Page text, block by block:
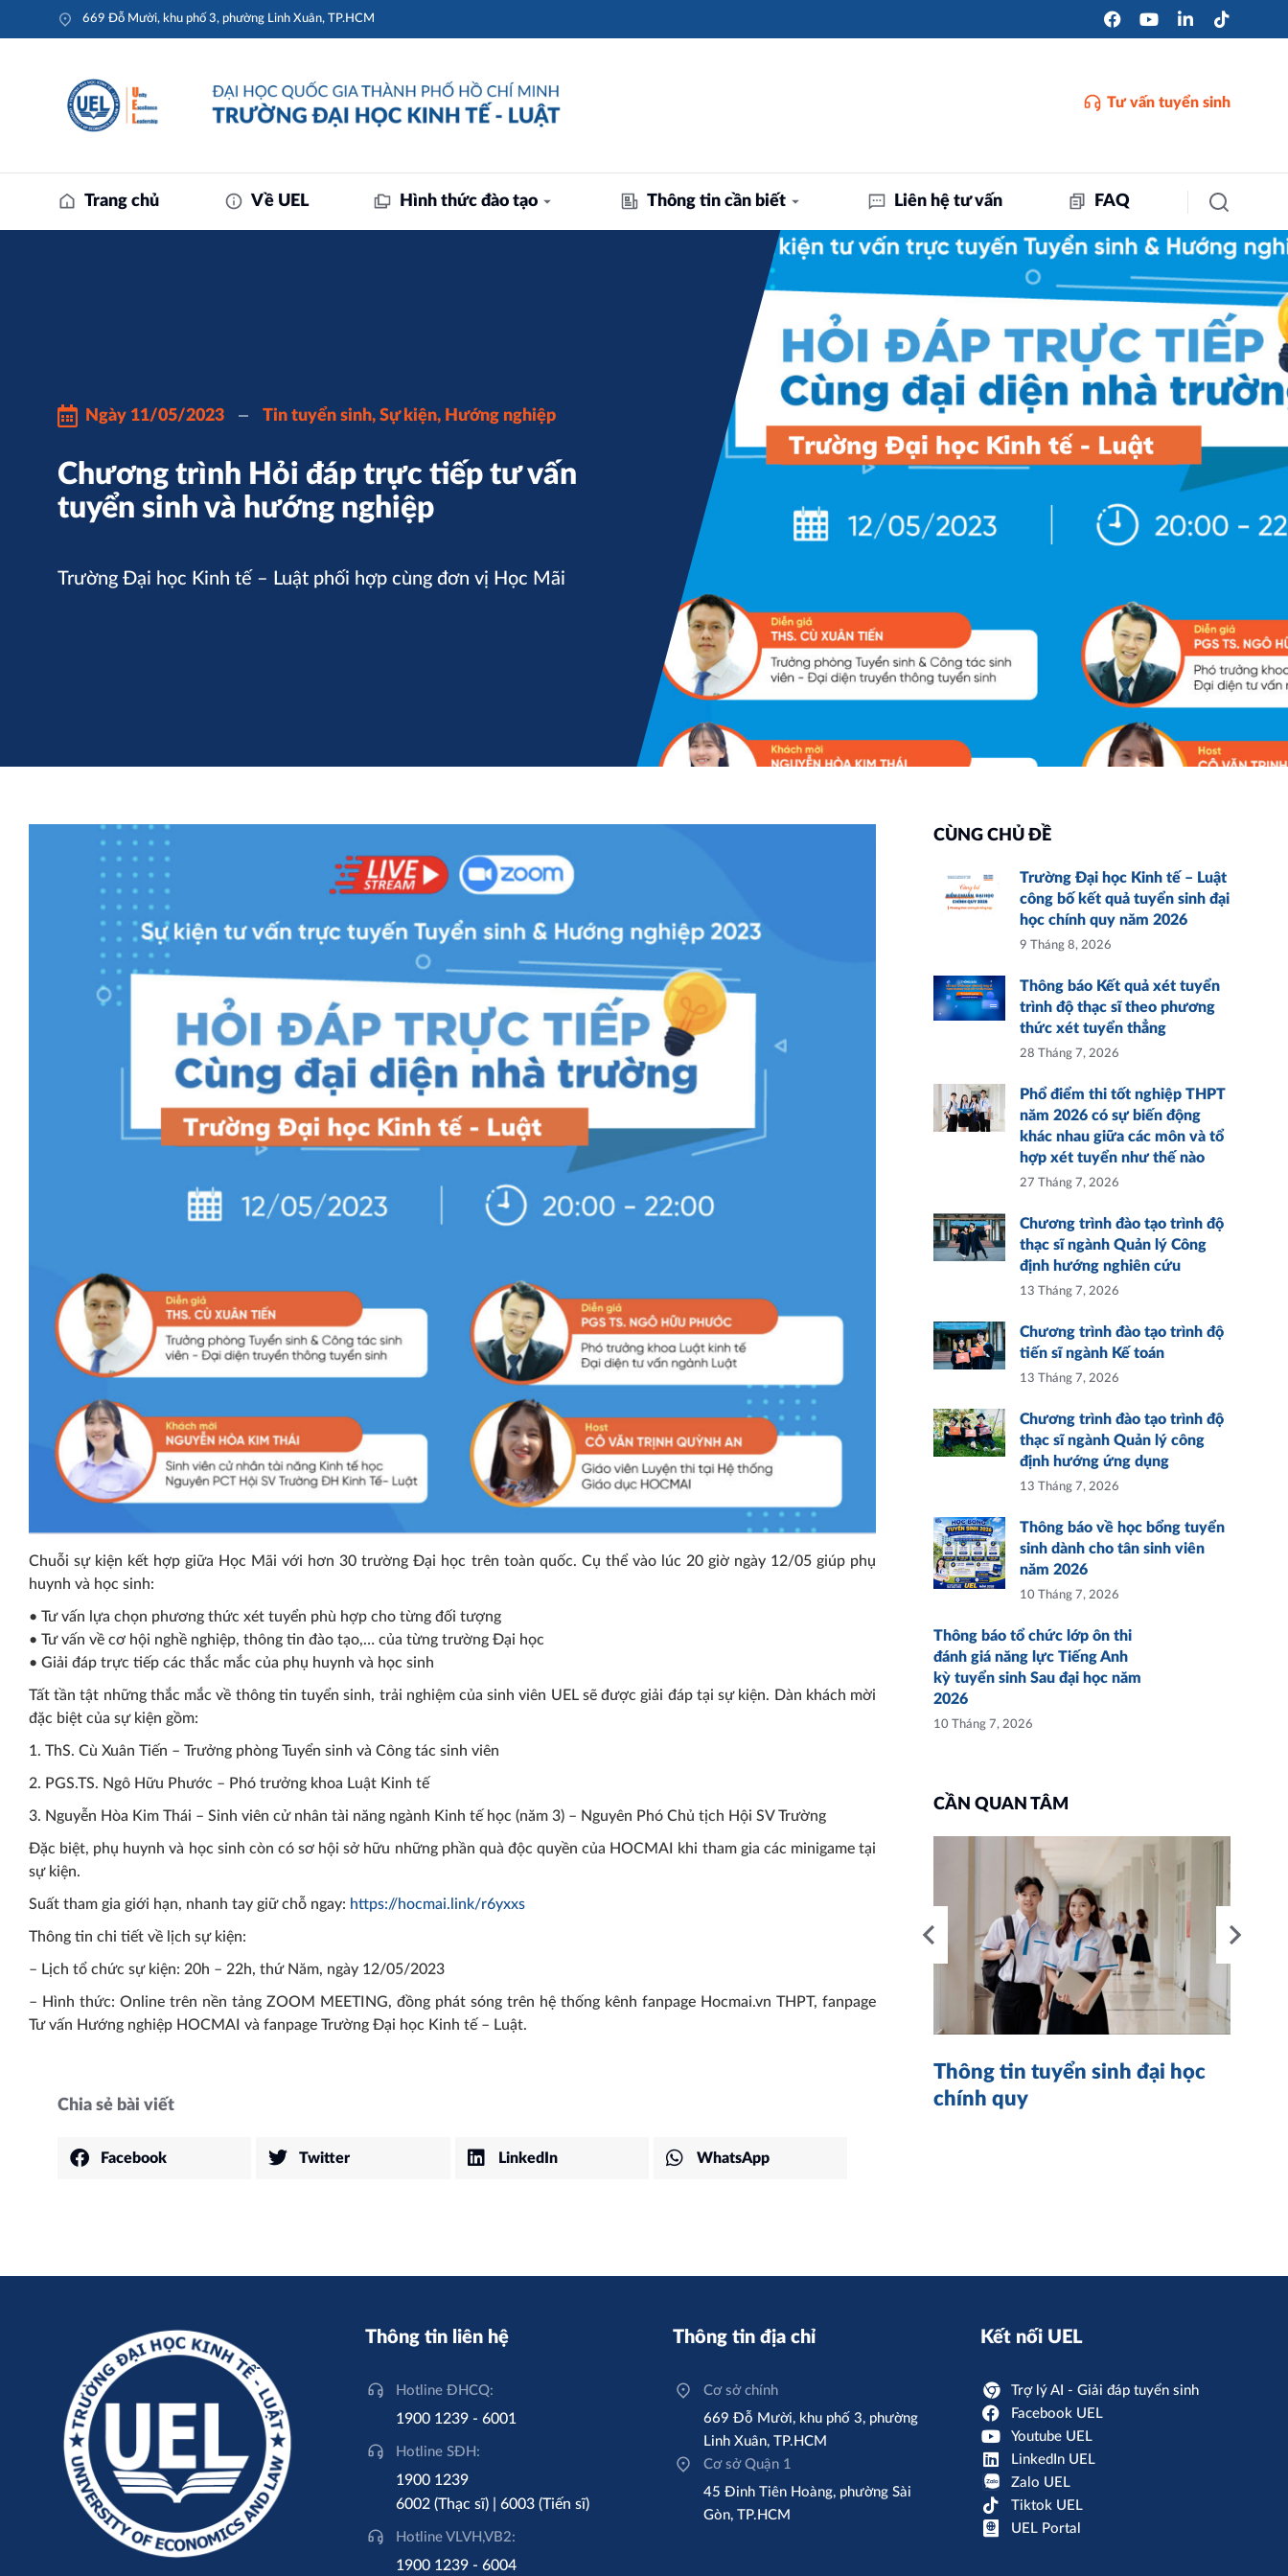
669 Đỗ Mười, khu phố 3, phường Linh Xuân, TP.HCM
Tư vấn tuyển sinh
Trang chủ Về UEL Hình thức đào tạo Thông tin cần biết Liên hệ tư vấn FAQ
Ngày 11/05/2023 Tin tuyển sinh, Sự kiện, Hướng nghiệp
Chương trình Hỏi đáp trực tiếp tư vấn
tuyển sinh và hướng nghiệp
Trường Đại học Kinh tế – Luật phối hợp cùng đơn vị Học Mãi
Chuỗi sự kiện kết hợp giữa Học Mãi với hơn 30 trường Đại học trên toàn quốc. Cụ thể vào lúc 20 giờ ngày 12/05 giúp phụ
huynh và học sinh:
• Tư vấn lựa chọn phương thức xét tuyển phù hợp cho từng đối tượng
• Tư vấn về cơ hội nghề nghiệp, thông tin đào tạo,… của từng trường Đại học
• Giải đáp trực tiếp các thắc mắc của phụ huynh và học sinh
Tất tần tật những thắc mắc về thông tin tuyển sinh, trải nghiệm của sinh viên UEL sẽ được giải đáp tại sự kiện. Dàn khách mời
đặc biệt của sự kiện gồm:
1. ThS. Cù Xuân Tiến – Trưởng phòng Tuyển sinh và Công tác sinh viên
2. PGS.TS. Ngô Hữu Phước – Phó trưởng khoa Luật Kinh tế
3. Nguyễn Hòa Kim Thái – Sinh viên cử nhân tài năng ngành Kinh tế học (năm 3) – Nguyên Phó Chủ tịch Hội SV Trường
Đặc biệt, phụ huynh và học sinh còn có sơ hội sở hữu những phần quà độc quyền của HOCMAI khi tham gia các minigame tại
sự kiện.
Suất tham gia giới hạn, nhanh tay giữ chỗ ngay: https://hocmai.link/r6yxxs
Thông tin chi tiết về lịch sự kiện:
– Lịch tổ chức sự kiện: 20h – 22h, thứ Năm, ngày 12/05/2023
– Hình thức: Online trên nền tảng ZOOM MEETING, đồng phát sóng trên hệ thống kênh fanpage Hocmai.vn THPT, fanpage
Tư vấn Hướng nghiệp HOCMAI và fanpage Trường Đại học Kinh tế – Luật.
Chia sẻ bài viết
Facebook Twitter LinkedIn WhatsApp
CÙNG CHỦ ĐỀ
Trường Đại học Kinh tế – Luật
công bố kết quả tuyển sinh đại
học chính quy năm 2026
9 Tháng 8, 2026
Thông báo Kết quả xét tuyển
trình độ thạc sĩ theo phương
thức xét tuyển thẳng
28 Tháng 7, 2026
Phổ điểm thi tốt nghiệp THPT
năm 2026 có sự biến động
khác nhau giữa các môn và tổ
hợp xét tuyển như thế nào
27 Tháng 7, 2026
Chương trình đào tạo trình độ
thạc sĩ ngành Quản lý Công
định hướng nghiên cứu
13 Tháng 7, 2026
Chương trình đào tạo trình độ
tiến sĩ ngành Kế toán
13 Tháng 7, 2026
Chương trình đào tạo trình độ
thạc sĩ ngành Quản lý công
định hướng ứng dụng
13 Tháng 7, 2026
Thông báo về học bổng tuyển
sinh dành cho tân sinh viên
năm 2026
10 Tháng 7, 2026
Thông báo tổ chức lớp ôn thi
đánh giá năng lực Tiếng Anh
kỳ tuyển sinh Sau đại học năm
2026
10 Tháng 7, 2026
CẦN QUAN TÂM
Các phương thức tuyển sinh
Thông tin tuyển sinh đại học
chính quy
Thông tin liên hệ
Hotline ĐHCQ:
1900 1239 - 6001
Hotline SĐH:
1900 1239
6002 (Thạc sĩ) | 6003 (Tiến sĩ)
Hotline VLVH,VB2:
1900 1239 - 6004
Thông tin địa chỉ
Cơ sở chính
669 Đỗ Mười, khu phố 3, phường
Linh Xuân, TP.HCM
Cơ sở Quận 1
45 Đinh Tiên Hoàng, phường Sài
Gòn, TP.HCM
Kết nối UEL
Trợ lý AI - Giải đáp tuyển sinh
Facebook UEL
Youtube UEL
LinkedIn UEL
Zalo UEL
Tiktok UEL
UEL Portal